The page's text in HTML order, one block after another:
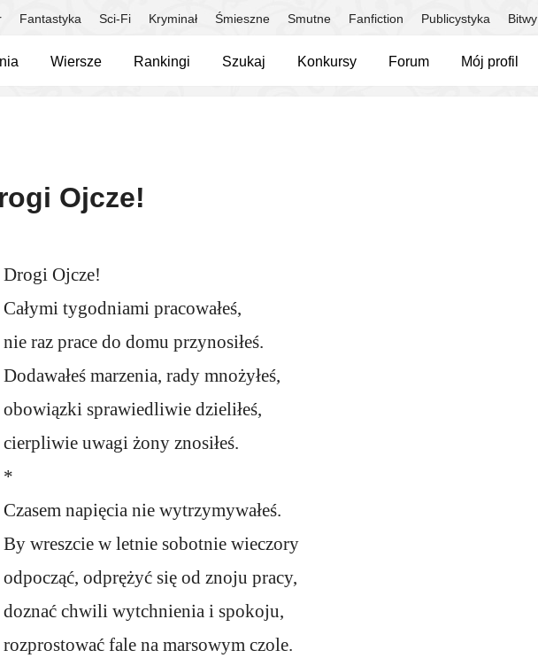
Fantastyka Sci-Fi Kryminał Śmieszne Smutne Fanfiction Publicystyka Bitwy
Wiersze Rankingi Szukaj Konkursy Forum Mój profil
Ojcze!
Drogi Ojcze!
Całymi tygodniami pracowałeś,
nie raz prace do domu przynosiłeś.
Dodawałeś marzenia, rady mnożyłeś,
obowiązki sprawiedliwie dzieliłeś,
cierpliwie uwagi żony znosiłeś.
*
Czasem napięcia nie wytrzymywałeś.
By wreszcie w letnie sobotnie wieczory
odpocząć, odprężyć się od znoju pracy,
doznać chwili wytchnienia i spokoju,
rozprostować fale na marsowym czole.